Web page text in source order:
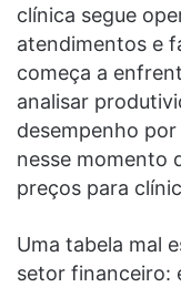
clínica segue
atendimentos e
começa a
analisar
desempenho
nesse momento
preços para
Uma tabela mal
setor financeiro: